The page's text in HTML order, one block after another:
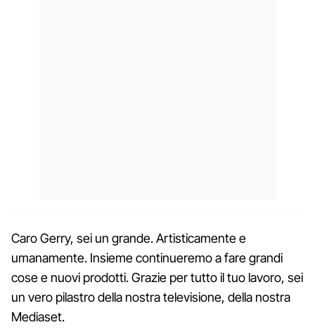
Caro Gerry, sei un grande. Artisticamente e
umanamente. Insieme continueremo a fare grandi
cose e nuovi prodotti. Grazie per tutto il tuo lavoro, sei
un vero pilastro della nostra televisione, della nostra
Mediaset.